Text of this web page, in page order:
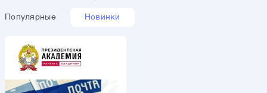
Популярные Новинки